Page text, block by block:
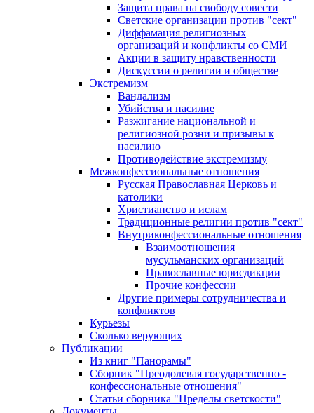
Защита права на свободу совести
Светские организации против "сект"
Диффамация религиозных
организаций и конфликты со СМИ
Акции в защиту нравственности
Дискуссии о религии и обществе
Экстремизм
Вандализм
Убийства и насилие
Разжигание национальной и
религиозной розни и призывы к
насилию
Противодействие экстремизму
Межконфессиональные отношения
Русская Православная Церковь и
католики
Христианство и ислам
Традиционные религии против "сект"
Внутриконфессиональные отношения
Взаимоотношения
мусульманских организаций
Православные юрисдикции
Прочие конфессии
Другие примеры сотрудничества и
конфликтов
Курьезы
Сколько верующих
Публикации
Из книг "Панорамы"
Сборник "Преодолевая государственно -
конфессиональные отношения"
Статьи сборника "Пределы светскости"